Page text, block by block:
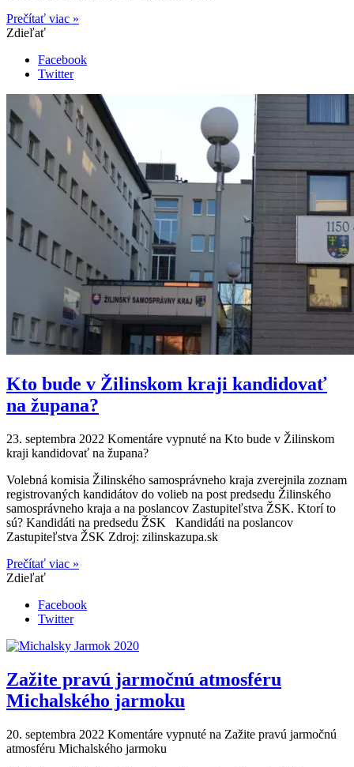
Prečítať viac »
Zdieľať
Facebook
Twitter
Kto bude v Žilinskom kraji kandidovať
na župana?
23. septembra 2022 Komentáre vypnuté na Kto bude v Žilinskom
kraji kandidovať na župana?
Volebná komisia Žilinského samosprávneho kraja zverejnila zoznam
registrovaných kandidátov do volieb na post predsedu Žilinského
samosprávneho kraja a na poslancov Zastupiteľstva ŽSK. Ktorí to
sú? Kandidáti na predsedu ŽSK Kandidáti na poslancov
Zastupiteľstva ŽSK Zdroj: zilinskazupa.sk
Prečítať viac »
Zdieľať
Facebook
Twitter
Zažite pravú jarmočnú atmosféru
Michalského jarmoku
20. septembra 2022 Komentáre vypnuté na Zažite pravú jarmočnú
atmosféru Michalského jarmoku